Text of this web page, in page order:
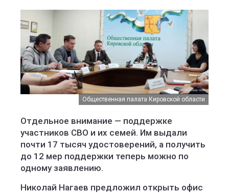
Общественная палата Кировской области
Отдельное внимание — поддержке
участников СВО и их семей. Им выдали
почти 17 тысяч удостоверений, а получить
до 12 мер поддержки теперь можно по
одному заявлению.
Николай Нагаев предложил открыть офис